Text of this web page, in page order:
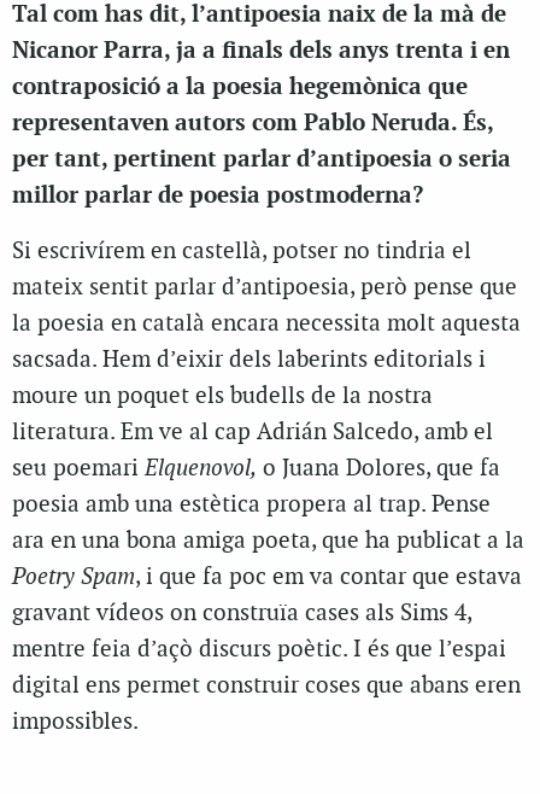
Tal com has dit, l’antipoesia naix de la mà de
Nicanor Parra, ja a finals dels anys trenta i en
contraposició a la poesia hegemònica que
representaven autors com Pablo Neruda. És,
per tant, pertinent parlar d’antipoesia o seria
millor parlar de poesia postmoderna?
Si escrivírem en castellà, potser no tindria el
mateix sentit parlar d’antipoesia, però pense que
la poesia en català encara necessita molt aquesta
sacsada. Hem d’eixir dels laberints editorials i
moure un poquet els budells de la nostra
literatura. Em ve al cap Adrián Salcedo, amb el
seu poemariElquenovol, o Juana Dolores, que fa
poesia amb una estètica propera al trap. Pense
ara en una bona amiga poeta, que ha publicat a la
Poetry Spam, i que fa poc em va contar que estava
gravant vídeos on construïa cases als Sims 4,
mentre feia d’açò discurs poètic. I és que l’espai
digital ens permet construir coses que abans eren
impossibles.